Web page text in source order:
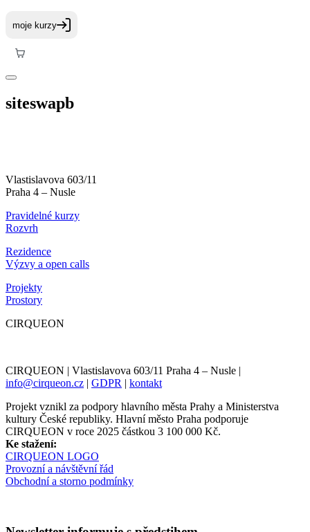
siteswapb
Vlastislavova 603/11
Praha 4 – Nusle
Pravidelné kurzy
Rozvrh
Rezidence
Výzvy a open calls
Projekty
Prostory
CIRQUEON
CIRQUEON | Vlastislavova 603/11 Praha 4 – Nusle |
info@cirqueon.cz | GDPR | kontakt
Projekt vznikl za podpory hlavního města Prahy a Ministerstva
kultury České republiky. Hlavní město Praha podporuje
CIRQUEON v roce 2025 částkou 3 100 000 Kč.
Ke stažení:
CIRQUEON LOGO
Provozní a návštěvní řád
Obchodní a storno podmínky